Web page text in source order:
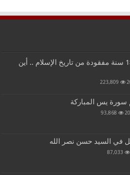
اكثر من 183 سنة مفقودة من تاريخ الإسلام .. أين
223,809
سورة يس المباركة
93,868
في السيد حسن نصر الله
87,033